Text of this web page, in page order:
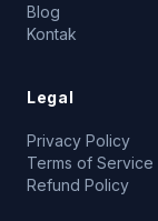
Blog
Kontak
Legal
Privacy Policy
Terms of Service
Refund Policy